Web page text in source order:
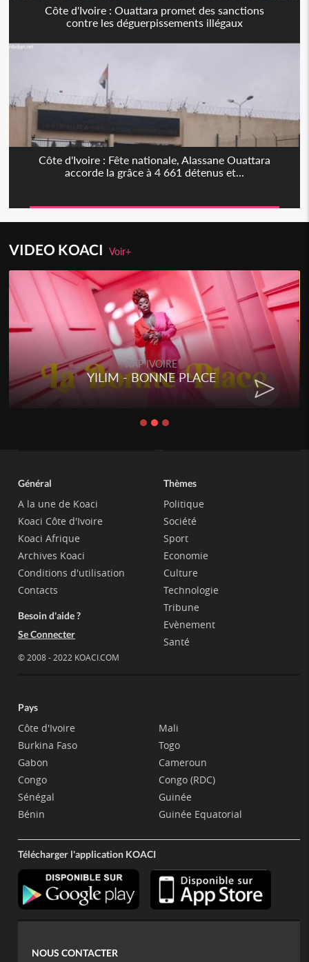
Côte d'Ivoire : Ouattara promet des sanctions
contre les déguerpissements illégaux
Côte d'Ivoire : Fête nationale, Alassane Ouattara
accorde la grâce à 4 661 détenus et...
VIDEO KOACIVoir+
RAP IVOIRE
YILIM - BONNE PLACE
Général
A la une de Koaci
Koaci Côte d'Ivoire
Koaci Afrique
Archives Koaci
Conditions d'utilisation
Contacts
Besoin d'aide ?
Se Connecter
© 2008 - 2022 KOACI.COM
Thèmes
Politique
Société
Sport
Economie
Culture
Technologie
Tribune
Evènement
Santé
Pays
Côte d'Ivoire
Burkina Faso
Gabon
Congo
Sénégal
Bénin
Mali
Togo
Cameroun
Congo (RDC)
Guinée
Guinée Equatorial
Télécharger l'application KOACI
NOUS CONTACTER